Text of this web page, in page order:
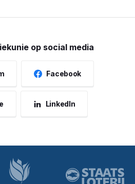
op social media
Facebook
LinkedIn